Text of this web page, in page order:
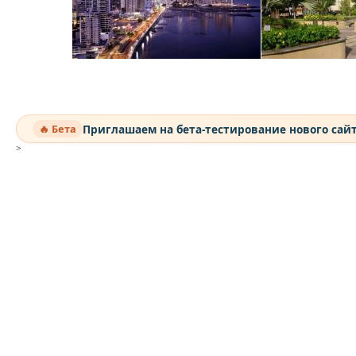
🔥 Бета Приглашаем на бета-тестирование нового
>